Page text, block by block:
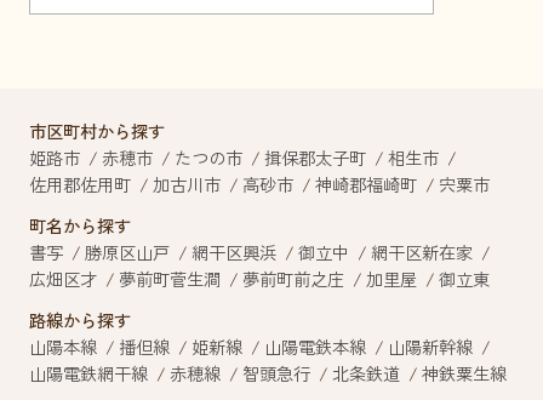
市区町村から探す
姫路市
赤穂市 たつの市 揖保郡太子町
相生市
佐用郡佐用町
加古川市 高砂市 神崎郡福崎町
宍粟市
町名から探す
書写
勝原区山戸 網干区興浜 御立中
網干区新在家
広畑区才
夢前町菅生澗 夢前町前之庄 加里屋
御立東
路線から探す
山陽本線
播但線 姫新線 山陽電鉄本線
山陽新幹線
山陽電鉄網干線
赤穂線 智頭急行 北条鉄道
神鉄粟生線